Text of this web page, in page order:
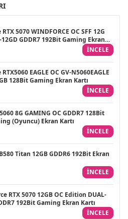
5070 WINDFORCE OC SFF 12G
GDDR7 192Bit Gaming Ekran
INCELE
EAGLE OC GV-N5060EAGLE
128Bit Gaming Ekran Kartı
INCELE
8G GAMING OC GDDR7 128Bit
(Oyuncu) Ekran Kartı
INCELE
Titan 12GB GDDR6 192Bit Ekran
INCELE
RTX 5070 12GB OC Edition DUAL-
192Bit Gaming Ekran Kartı
INCELE